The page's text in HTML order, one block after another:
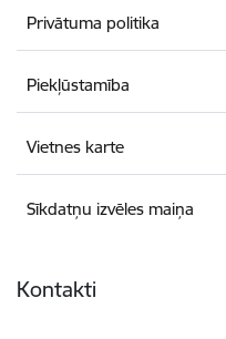
Privātuma politika
Piekļūstamība
Vietnes karte
Sīkdatņu izvēles maiņa
Kontakti